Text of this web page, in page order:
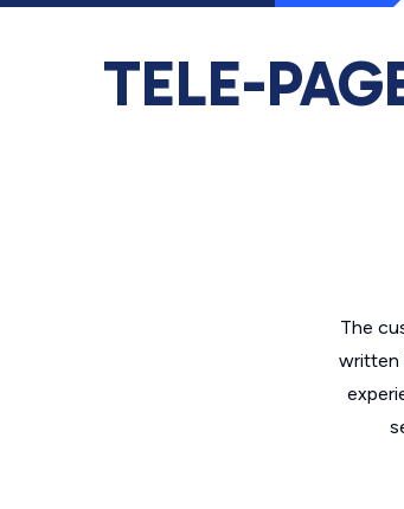
TELE-
The
written